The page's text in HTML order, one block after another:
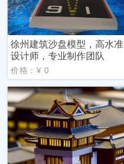
徐州建筑沙盘模型，高水准
设计师，专业制作团队
价格：¥ 0